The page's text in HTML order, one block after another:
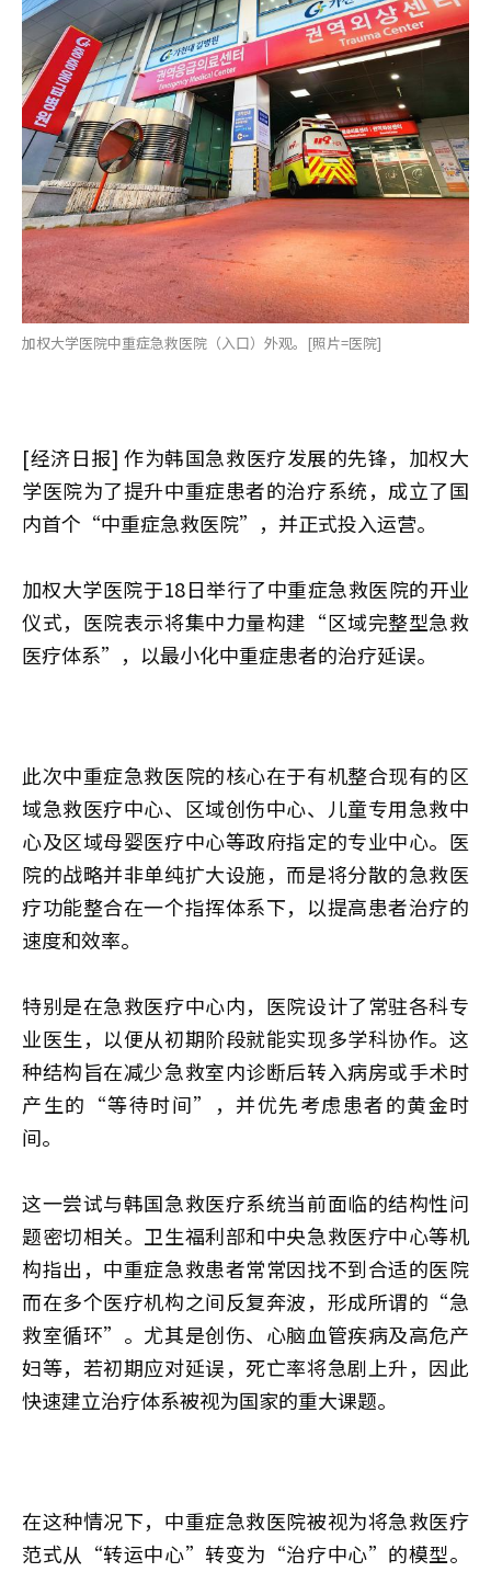
加权大学医院中重症急救医院（入口）外观。[照片=医院]
[经济日报] 作为韩国急救医疗发展的先锋，加权大
学医院为了提升中重症患者的治疗系统，成立了国
内首个“中重症急救医院”，并正式投入运营。
加权大学医院于18日举行了中重症急救医院的开业
仪式，医院表示将集中力量构建“区域完整型急救
医疗体系”，以最小化中重症患者的治疗延误。
此次中重症急救医院的核心在于有机整合现有的区
域急救医疗中心、区域创伤中心、儿童专用急救中
心及区域母婴医疗中心等政府指定的专业中心。医
院的战略并非单纯扩大设施，而是将分散的急救医
疗功能整合在一个指挥体系下，以提高患者治疗的
速度和效率。
特别是在急救医疗中心内，医院设计了常驻各科专
业医生，以便从初期阶段就能实现多学科协作。这
种结构旨在减少急救室内诊断后转入病房或手术时
产生的“等待时间”，并优先考虑患者的黄金时
间。
这一尝试与韩国急救医疗系统当前面临的结构性问
题密切相关。卫生福利部和中央急救医疗中心等机
构指出，中重症急救患者常常因找不到合适的医院
而在多个医疗机构之间反复奔波，形成所谓的“急
救室循环”。尤其是创伤、心脑血管疾病及高危产
妇等，若初期应对延误，死亡率将急剧上升，因此
快速建立治疗体系被视为国家的重大课题。
在这种情况下，中重症急救医院被视为将急救医疗
范式从“转运中心”转变为“治疗中心”的模型。